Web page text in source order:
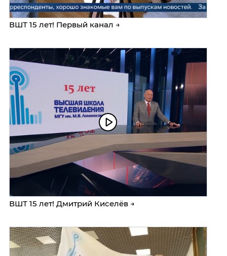
ВШТ 15 лет! Первый канал →
ВШТ 15 лет! Дмитрий Киселёв →